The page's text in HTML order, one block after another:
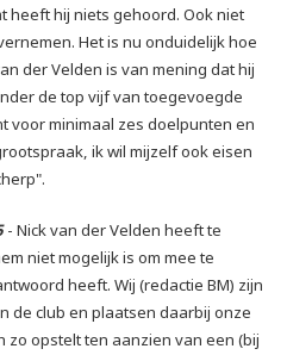
heeft hij niets gehoord. Ook niet
Het is nu onduidelijk hoe
der Velden is van mening dat hij
de top vijf van toegevoegde
voor minimaal zes doelpunten en
ik wil mijzelf ook eisen
- Nick van der Velden heeft te
niet mogelijk is om mee te
heeft. Wij (redactie BM) zijn
de club en plaatsen daarbij onze
zo opstelt ten aanzien van een (bij